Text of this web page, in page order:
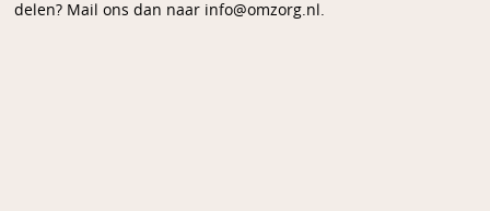
delen? Mail ons dan naar info@omzorg.nl.